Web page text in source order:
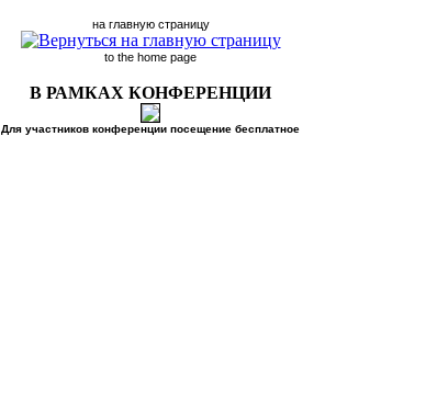
на главную страницу
to the home page
В РАМКАХ КОНФЕРЕНЦИИ
Для участников конференции посещение бесплатное